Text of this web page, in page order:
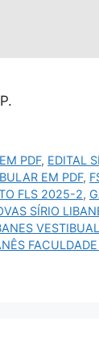
PDF, EDITAL
EM PDF,
FLS 2025-2,
SÍRIO